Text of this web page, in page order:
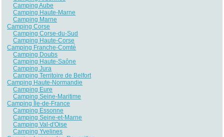
Camping Aube
Camping Haute-Marne
Camping Marne
Camping Corse
Camping Corse-du-Sud
Camping Haute-Corse
Camping Franche-Comté
Camping Doubs
Camping Haute-Saône
Camping Jura
Camping Territoire de Belfort
Camping Haute-Normandie
Camping Eure
Camping Seine-Maritime
Camping Île-de-France
Camping Essonne
Camping Seine-et-Marne
Camping Val-d'Oise
Camping Yvelines